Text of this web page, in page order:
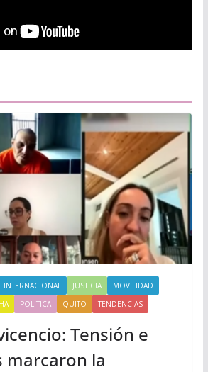
INTERNACIONAL JUSTICIA
MOVILIDAD
POLITICA QUITO TENDENCIAS
Tensión e
marcaron la